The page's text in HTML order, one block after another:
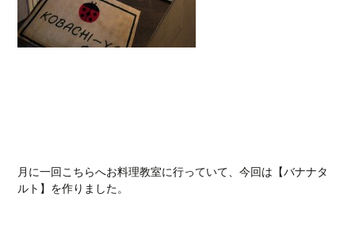
月に一回こちらへお料理教室に行っていて、今回は【バナナタ
ルト】を作りました。